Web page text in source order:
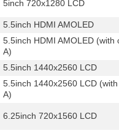
5inch 720x1280 LCD
5.5inch HDMI AMOLED
5.5inch HDMI AMOLED (with
A)
5.5inch 1440x2560 LCD
5.5inch 1440x2560 LCD
A)
6.25inch 720x1560 LCD